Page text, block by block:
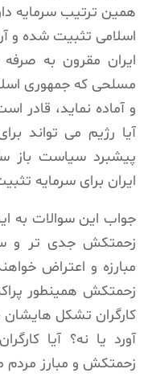
همین ترتیب سرمایه
اسلامی تثبیت شده و
ایران مقرون به صرفه
مسلحی که جمهوری
و آماده نماید، قادر
آیا رژیم می تواند
پیشبرد سیاست باز
ایران برای سرمایه
جواب این سوالات به
زحمتکش جدی تر و
مبارزه و اعتراض
زحمتکش همینطور
کارگران تشکل هایشان
آورد یا نه؟ آیا
زحمتکش و مبارز مردم